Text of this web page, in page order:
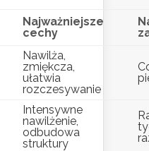
Najważniejsze
cechy
Nawilża,
zmiękcza,
ułatwia
rozczesywanie
Intensywne
nawilżenie,
odbudowa
struktury